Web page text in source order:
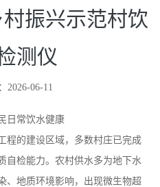
村振兴示范村饮
测仪
2026-06-11
日常饮水健康
程的建设区域，多数村庄已完成
自检能力。农村供水多为地下水
、地质环境影响，出现微生物超